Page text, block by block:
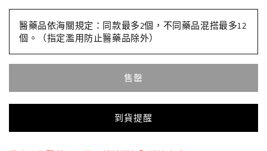
第
2
医
品]
Kracie
第
2
医
品]
Kracie
醫藥品依海關規定：同款最多2個，不同藥品混搭最多12
個。（指定濫用防止醫藥品除外）
售罄
到貨提醒